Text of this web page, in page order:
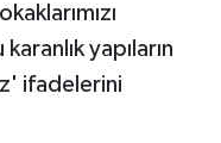
yapıların
ifadelerini